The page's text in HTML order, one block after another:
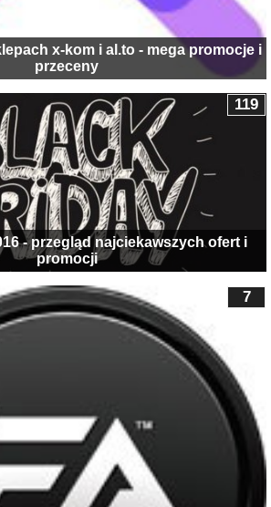
x-kom i al.to - mega promocje i
przeceny
- przegląd najciekawszych ofert i
promocji
119
7